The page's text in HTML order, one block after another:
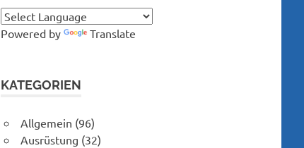
Powered by Translate
KATEGORIEN
Allgemein (96)
Ausrüstung (32)